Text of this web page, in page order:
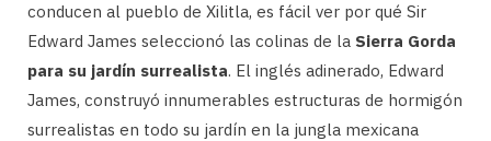
conducen al pueblo de Xilitla, es fácil ver por qué Sir
Edward James seleccionó las colinas de la Sierra Gorda
para su jardín surrealista. El inglés adinerado, Edward
James, construyó innumerables estructuras de hormigón
surrealistas en todo su jardín en la jungla mexicana